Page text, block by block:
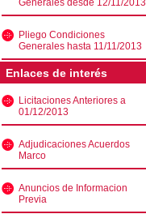
Pliego Condiciones
Generales hasta 11/11/2013
Enlaces de interés
Licitaciones Anteriores a
01/12/2013
Adjudicaciones Acuerdos
Marco
Anuncios de Informacion
Previa